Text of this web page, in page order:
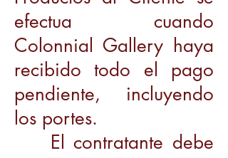
efectua cuando
Colonnial Gallery haya
recibido todo el pago
pendiente, incluyendo
los portes.
El contratante debe